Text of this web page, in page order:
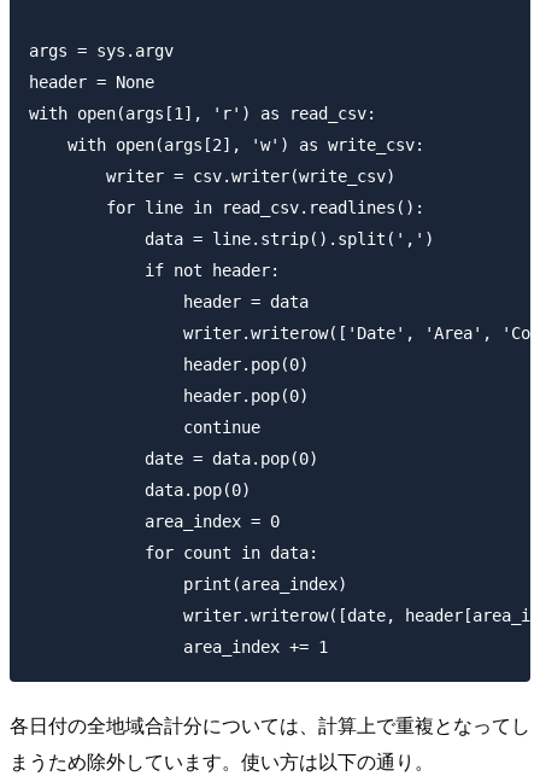
args = sys.argv
header = None
with open(args[1], 'r') as read_csv:
    with open(args[2], 'w') as write_csv:
        writer = csv.writer(write_csv)
        for line in read_csv.readlines():
            data = line.strip().split(',')
            if not header:
                header = data
writer.writerow(['Date', 'Area',
                header.pop(0)
                header.pop(0)
                continue
            date = data.pop(0)
            data.pop(0)
            area_index = 0
            for count in data:
                print(area_index)
writer.writerow([date,
各日付の全地域合計分については、計算上で重複となってし
まうため除外しています。使い方は以下の通り。